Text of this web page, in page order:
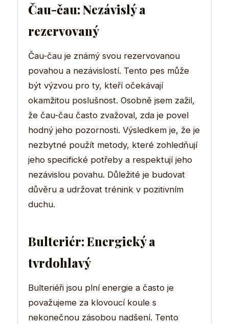
Čau-čau: Nezávislý a
rezervovaný
Čau-čau je známý svou rezervovanou
povahou a nezávislostí. Tento pes může
být výzvou pro ty, kteří očekávají
okamžitou poslušnost. Osobně jsem zažil,
že čau-čau často zvažoval, zda je povel
hodný jeho pozornosti. Výsledkem je, že je
nezbytné použít metody, které zohledňují
jeho specifické potřeby a respektují jeho
nezávislou povahu. Důležité je budovat
důvěru a udržovat trénink v pozitivním
duchu.
Bulteriér: Energický a
tvrdohlavý
Bulteriéři jsou plní energie a často je
považujeme za klovoucí koule s
nekonečnou zásobou nadšení. Tento